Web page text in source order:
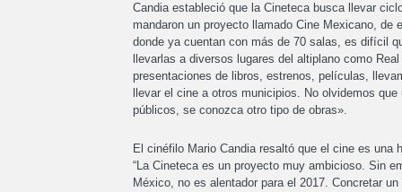
Candia estableció que la Cineteca busca llevar
mandaron un proyecto llamado Cine Mexicano,
donde ya cuentan con más de 70 salas, es difícil
llevarlas a diversos lugares del altiplano como
presentaciones de libros, estrenos, películas,
llevar el cine a otros municipios. No olvidemos
públicos, se conozca otro tipo de obras».
El cinéfilo Mario Candia resaltó que el cine es una
“La Cineteca es un proyecto muy ambicioso. Sin
México, no es alentador para el 2017. Concretar